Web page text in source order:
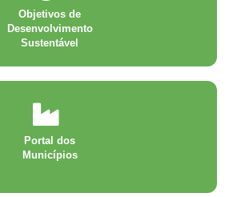
Objetivos de
Desenvolvimento
Sustentável
Portal dos
Municípios